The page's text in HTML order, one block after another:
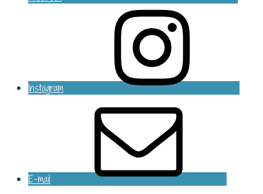
Instagram
E-mail